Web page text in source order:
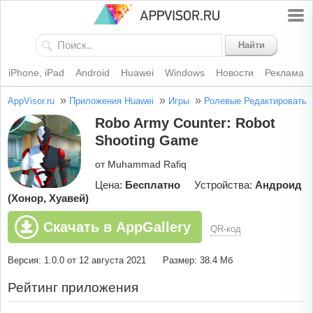
Найти
iPhone, iPad Android Huawei Windows Новости Реклама
AppVisor.ru » Приложения Huawei » Игры » Ролевые Редактировать
Robo Army Counter: Robot
Shooting Game
от Muhammad Rafiq
Цена: Бесплатно Устройства: Андроид
(Хонор, Хуавей)
Скачать в AppGallery QR-код
Версия: 1.0.0 от 12 августа 2021 Размер: 38.4 Мб
Рейтинг приложения